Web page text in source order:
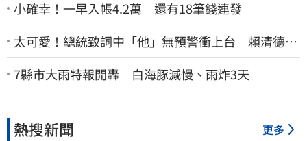
小確幸！一早入帳4.2萬 還有18筆錢連發
太可愛！總統致詞中「他」無預警衝上台 賴清德笑
喊：卸任再交棒給你
7縣市大雨特報開轟 白海豚減慢、雨炸3天
熱搜新聞 更多